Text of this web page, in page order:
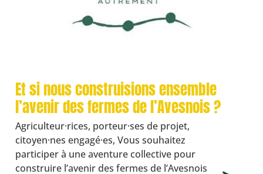
Et si nous construisions ensemble
l’avenir des fermes de l’Avesnois ?
Agriculteur·rices, porteur·ses de projet,
citoyen·nes engagé·es, Vous souhaitez
participer à une aventure collective pour
construire l’avenir des fermes de l’Avesnois